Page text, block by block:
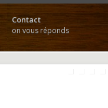
Contact
on vous réponds